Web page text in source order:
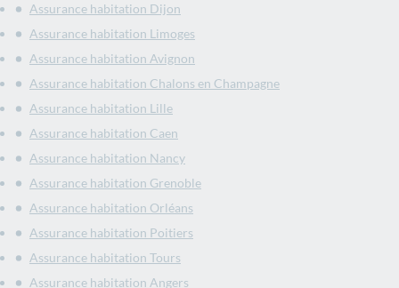
Assurance habitation Dijon
Assurance habitation Limoges
Assurance habitation Avignon
Assurance habitation Chalons en Champagne
Assurance habitation Lille
Assurance habitation Caen
Assurance habitation Nancy
Assurance habitation Grenoble
Assurance habitation Orléans
Assurance habitation Poitiers
Assurance habitation Tours
Assurance habitation Angers